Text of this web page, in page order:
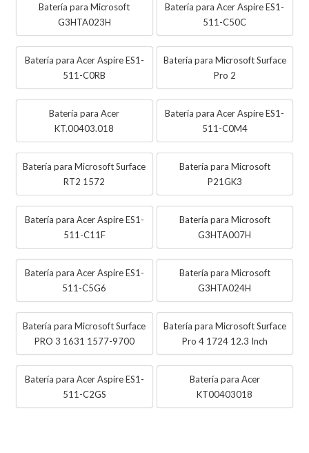
Batería para Microsoft
G3HTA023H
Batería para Acer Aspire ES1-
511-C50C
Batería para Acer Aspire ES1-
511-C0RB
Batería para Microsoft Surface
Pro 2
Batería para Acer
KT.00403.018
Batería para Acer Aspire ES1-
511-C0M4
Batería para Microsoft Surface
RT2 1572
Batería para Microsoft
P21GK3
Batería para Acer Aspire ES1-
511-C11F
Batería para Microsoft
G3HTA007H
Batería para Acer Aspire ES1-
511-C5G6
Batería para Microsoft
G3HTA024H
Batería para Microsoft Surface
PRO 3 1631 1577-9700
Batería para Microsoft Surface
Pro 4 1724 12.3 Inch
Batería para Acer Aspire ES1-
511-C2GS
Batería para Acer
KT00403018